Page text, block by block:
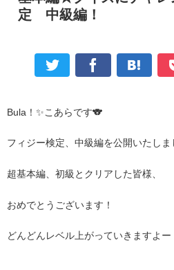
定 中級編！
Bula！✨こあらです🐨
フィジー検定、中級編を公開いたしま
超基本編、初級とクリアした皆様、
おめでとうございます！
どんどんレベル上がっていきますよー